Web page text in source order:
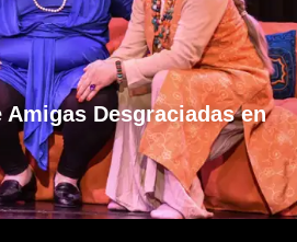
Desgraciadas en